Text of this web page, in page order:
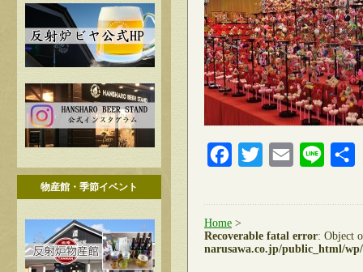
物産館・季節イベント
FacebookTwitter Email Line
Home >
Recoverable fatal error: Object
narusawa.co.jp/public_html/